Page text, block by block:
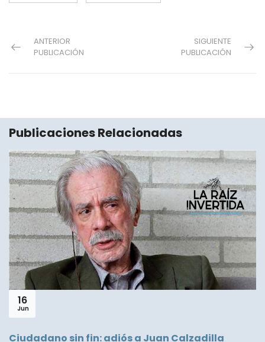
ANTERIOR
PUBLICACIÓN
SIGUIENTE
PUBLICACIÓN
Publicaciones Relacionadas
16
Jun
Ciudadano sin fin: adiós a Juan Calzadilla